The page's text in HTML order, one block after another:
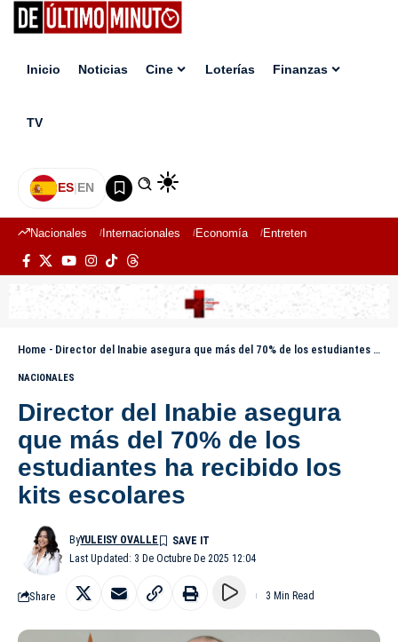
Inicio Noticias Cine Loterías Finanzas
TV
ES|EN
Nacionales Internacionales Economía Entretenimiento
Home - Director del Inabie asegura que más del 70% de los estudiantes ha recibido los kits escolares
NACIONALES
Director del Inabie asegura
que más del 70% de los
estudiantes ha recibido los
kits escolares
Last Updated: 3 De Octubre De 2025 12:04
ByYULEISY OVALLE
Share 3 Min Read